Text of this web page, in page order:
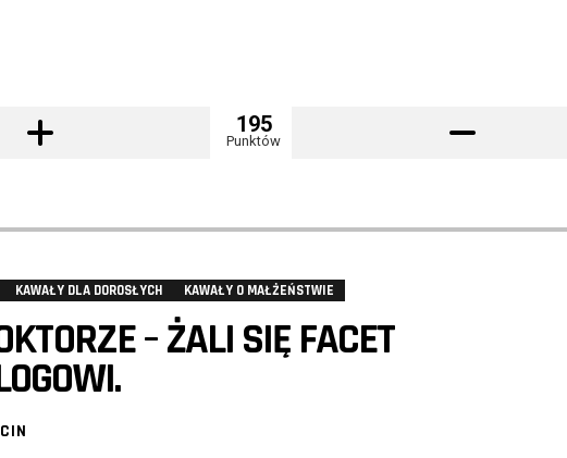
195
Punktów
KAWAŁY DLA DOROSŁYCH KAWAŁY O MAŁŻEŃSTWIE
– ŻALI SIĘ FACET